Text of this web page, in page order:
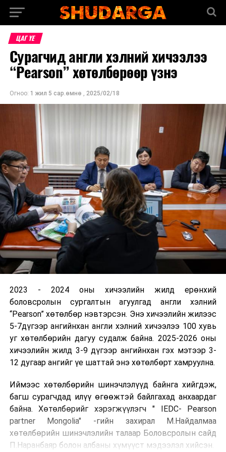
ЦАГ ҮЕ
Сурагчид англи хэлний хичээлээ
“Pearson” хөтөлбөрөөр үзнэ
Огноо: 1 жил 5 сар.өмнө , 2025/02/18
2023 - 2024 оны хичээлийн жилд ерөнхий
боловсролын сургалтын агуулгад англи хэлний
“Pearson” хөтөлбөр нэвтэрсэн. Энэ хичээлийн жилээс
5-7дүгээр ангийнхан англи хэлний хичээлээ 100 хувь
уг хөтөлбөрийн дагуу судалж байна. 2025-2026 оны
хичээлийн жилд 3-9 дүгээр ангийнхан гэх мэтээр 3-
12 дугаар ангийг үе шаттай энэ хөтөлбөрт хамруулна.
Иймээс хөтөлбөрийн шинэчлэлүүд байнга хийгдэж,
багш сурагчдад илүү өгөөжтэй байлгахад анхаардаг
байна. Хөтөлбөрийг хэрэгжүүлэгч " IEDC- Pearson
partner Mongolia" -гийн захирал М.Найдалмаа
хөтөлбөрийн шинэчлэлийн талаар Боловсролын сайд
П.Наранбаяр болон албаны хүмүүст мэдээлэл хийсэн.